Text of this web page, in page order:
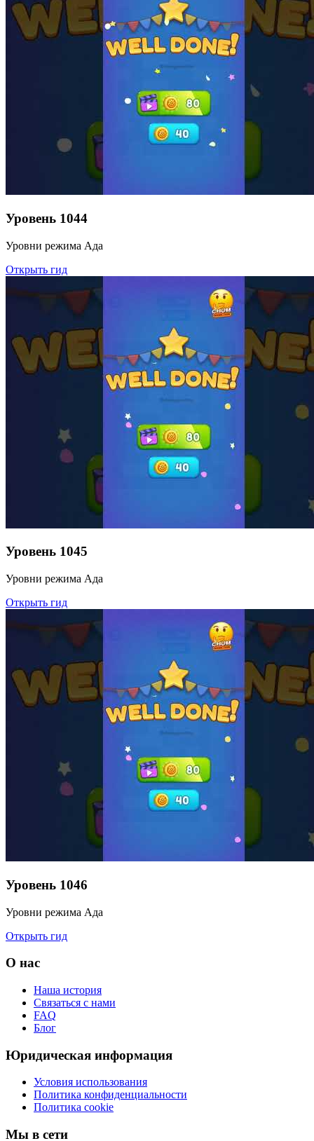
Уровень 1044
Уровни режима Ада
Открыть гид
Уровень 1045
Уровни режима Ада
Открыть гид
Уровень 1046
Уровни режима Ада
Открыть гид
О нас
Наша история
Связаться с нами
FAQ
Блог
Юридическая информация
Условия использования
Политика конфиденциальности
Политика cookie
Мы в сети